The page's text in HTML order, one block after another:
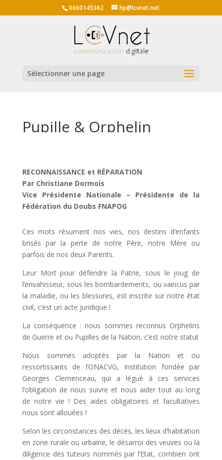
0660145362 hp@lcvnet.net
Sélectionner une page
Pupille & Orphelin
RECONNAISSANCE et RÉPARATION
Par Christiane Dormois
Vice Présidente Nationale – Présidente de la
Fédération du Doubs FNAPOG
Ces mots résument nos vies, nos destins d’enfants
brisés par la perte de notre Père, notre Mère ou
parfois de nos deux Parents.
Leur Mort pour défendre la Patrie, sous le joug de
l’envahisseur, sous les bombardements, ou vaincus par
la maladie, ou les blessures, est inscrite sur notre état
civil, c’est un acte juridique !
La conséquence : nous sommes reconnus Orphelins
de Guerre et ou Pupilles de la Nation, c’est notre statut
Nous sommes adoptés par la Nation et ou
ressortissants de l’ONACVG, institution fondée par
Georges Clemenceau, qui a légué à ces services
l’obligation de nous suivre et nous aider tout au long
de notre vie ! Des aides obligatoires et facultatives
nous sont allouées !
Selon les circonstances des décès, les lieux d’habitation
en zone rurale ou urbaine, le désarroi des veuves ou la
diligence des tuteurs nommés par l’Etat, combien ont